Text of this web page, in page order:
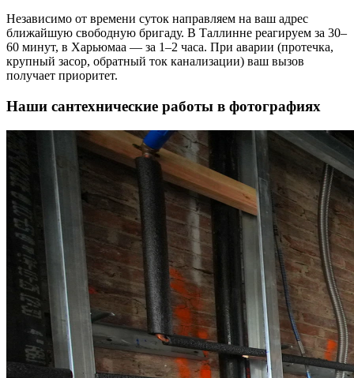
Независимо от времени суток направляем на ваш адрес
ближайшую свободную бригаду. В Таллинне реагируем за 30–
60 минут, в Харьюмаа — за 1–2 часа. При аварии (протечка,
крупный засор, обратный ток канализации) ваш вызов
получает приоритет.
Наши сантехнические работы в фотографиях